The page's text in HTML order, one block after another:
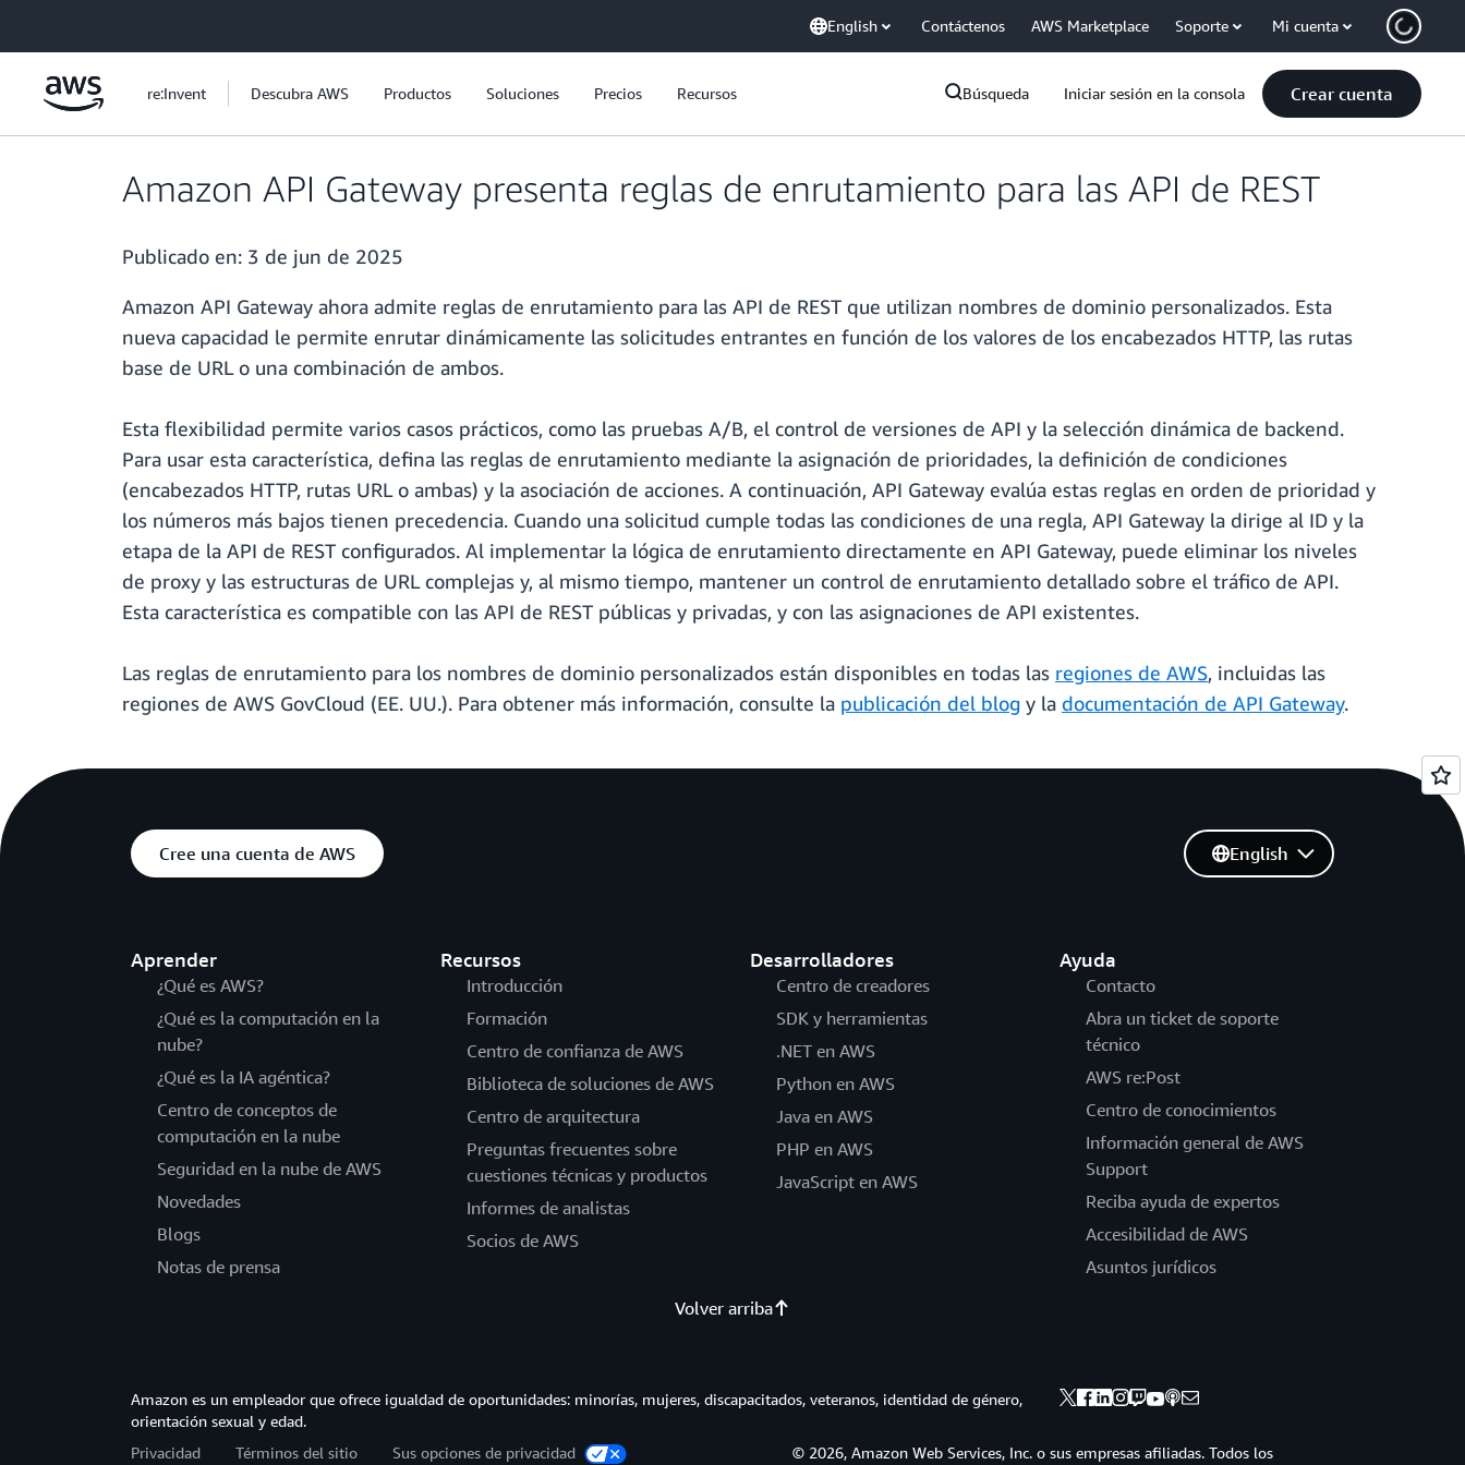
English Contáctenos AWS Marketplace Soporte Mi cuenta
re:Invent Descubra AWS Productos Soluciones Precios Recursos Búsqueda Iniciar sesión en la consola Crear cuenta
Amazon API Gateway presenta reglas de enrutamiento para las API de REST
Publicado en: 3 de jun de 2025
Amazon API Gateway ahora admite reglas de enrutamiento para las API de REST que utilizan nombres de dominio personalizados. Esta
nueva capacidad le permite enrutar dinámicamente las solicitudes entrantes en función de los valores de los encabezados HTTP, las rutas
base de URL o una combinación de ambos.
Esta flexibilidad permite varios casos prácticos, como las pruebas A/B, el control de versiones de API y la selección dinámica de backend.
Para usar esta característica, defina las reglas de enrutamiento mediante la asignación de prioridades, la definición de condiciones
(encabezados HTTP, rutas URL o ambas) y la asociación de acciones. A continuación, API Gateway evalúa estas reglas en orden de prioridad y
los números más bajos tienen precedencia. Cuando una solicitud cumple todas las condiciones de una regla, API Gateway la dirige al ID y la
etapa de la API de REST configurados. Al implementar la lógica de enrutamiento directamente en API Gateway, puede eliminar los niveles
de proxy y las estructuras de URL complejas y, al mismo tiempo, mantener un control de enrutamiento detallado sobre el tráfico de API.
Esta característica es compatible con las API de REST públicas y privadas, y con las asignaciones de API existentes.
Las reglas de enrutamiento para los nombres de dominio personalizados están disponibles en todas las regiones de AWS, incluidas las
regiones de AWS GovCloud (EE. UU.). Para obtener más información, consulte la publicación del blog y la documentación de API Gateway.
Cree una cuenta de AWS
Aprender
¿Qué es AWS?
¿Qué es la computación en la
nube?
¿Qué es la IA agéntica?
Centro de conceptos de
computación en la nube
Seguridad en la nube de AWS
Novedades
Blogs
Notas de prensa
Recursos
Introducción
Formación
Centro de confianza de AWS
Biblioteca de soluciones de AWS
Centro de arquitectura
Preguntas frecuentes sobre
cuestiones técnicas y productos
Informes de analistas
Socios de AWS
Desarrolladores
Centro de creadores
SDK y herramientas
.NET en AWS
Python en AWS
Java en AWS
PHP en AWS
JavaScript en AWS
Ayuda
Contacto
Abra un ticket de soporte
técnico
AWS re:Post
Centro de conocimientos
Información general de AWS
Support
Reciba ayuda de expertos
Accesibilidad de AWS
Asuntos jurídicos
English
Volver arriba
Amazon es un empleador que ofrece igualdad de oportunidades: minorías, mujeres, discapacitados, veteranos, identidad de género,
orientación sexual y edad.
Privacidad
Términos del sitio Sus opciones de privacidad © 2026, Amazon Web Services, Inc. o sus empresas afiliadas. Todos los